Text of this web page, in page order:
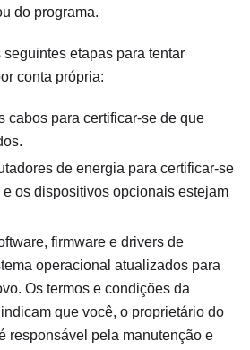
do programa.
etapas para tentar
conta própria:
cabos para certificar-se de que
de energia para certificar-se
os dispositivos opcionais estejam
firmware e drivers de
operacional atualizados para
Os termos e condições da
que você, o proprietário do
responsável pela manutenção e